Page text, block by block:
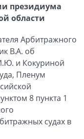
президиума
области
Арбитражного
В.А. об
и Кокуриной
Пленум
8 пункта 1
судах в